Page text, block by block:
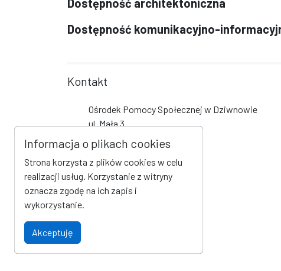
Dostępność architektoniczna
Dostępność komunikacyjno-
Kontakt
Ośrodek Pomocy Społecznej w Dziwnowie
ul. Mała 3
72-420 Dziwnów
tel +48 91 38 13 786
fax +48 91 38 14 282
ops@dziwnow.pl
Informacja o plikach cookies
Strona korzysta z plików cookies w celu
realizacji usług. Korzystanie z witryny
oznacza zgodę na ich zapis i
wykorzystanie.
Akceptuję